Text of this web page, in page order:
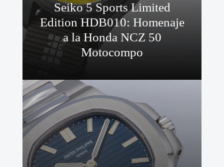
Seiko 5 Sports Limited
Edition HDB010: Homenaje
a la Honda NCZ 50
Motocompo